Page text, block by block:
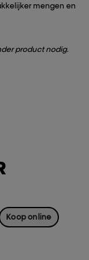
mengen en
product nodig.
Koop online